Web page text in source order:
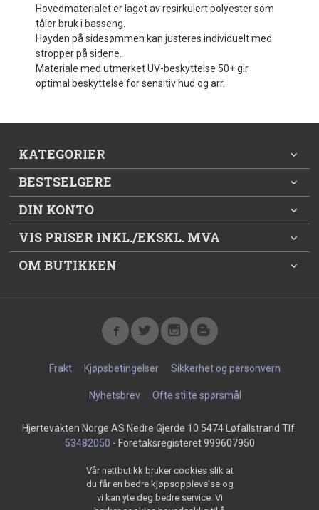
Hovedmaterialet er laget av resirkulert polyester som
tåler bruk i basseng.
Høyden på sidesømmen kan justeres individuelt med
stropper på sidene.
Materiale med utmerket UV-beskyttelse 50+ gir
optimal beskyttelse for sensitiv hud og arr.
KATEGORIER
BESTSELGERE
DIN KONTO
VIS PRISER INKL./EKSKL. MVA
OM BUTIKKEN
Frakt Kjøpsbetingelser Sikkerhet og personvern
Nyhetsbrev Ofte stilte spørsmål
Hjertevakten Norge AS Nedre Gjerde 10 5474 Løfallstrand Tlf.
53482050 - Foretaksregisteret 999607950
Vår nettbutikk bruker cookies slik at
du får en bedre kjøpsopplevelse og
vi kan yte deg bedre service. Vi